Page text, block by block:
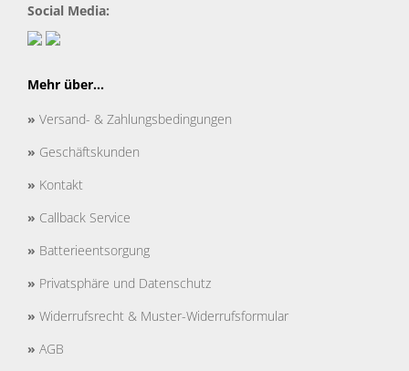
Social Media:
Mehr über...
» Versand- & Zahlungsbedingungen
» Geschäftskunden
» Kontakt
» Callback Service
» Batterieentsorgung
» Privatsphäre und Datenschutz
» Widerrufsrecht & Muster-Widerrufsformular
» AGB